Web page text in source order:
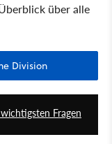
über alle
Division
15:49
Fragen